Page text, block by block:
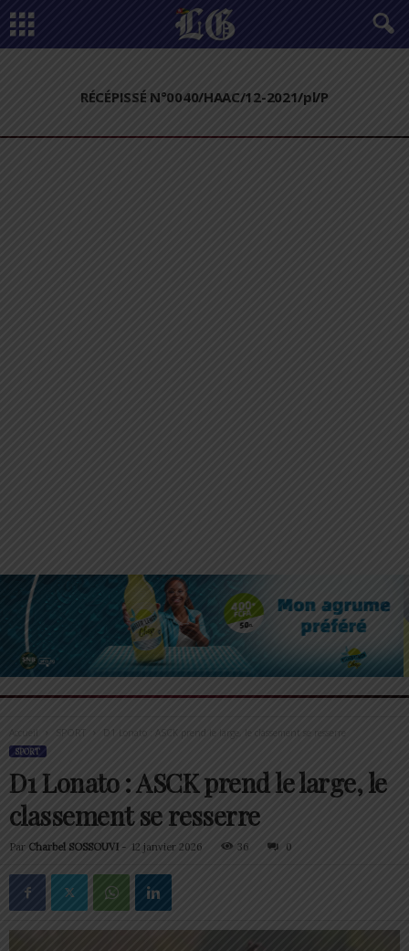
RÉCÉPISSÉ N°0040/HAAC/12-2021/pl/P
Accueil D1 Lonato : ASCK prend le large, le classement se resserre
SPORT
D1 Lonato : ASCK prend le large, le
classement se resserre
Par Charbel SOSSOUVI - 12 janvier 2026 36 0